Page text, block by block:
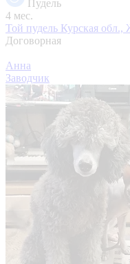
Пудель
4 мес.
Той пудель Курская обл.,
Договорная
Анна
Заводчик